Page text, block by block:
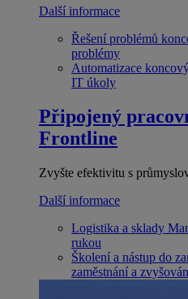
Další informace
Řešení problémů
problémy
Automatizace
IT úkoly
Připojený
Frontline
Zvyšte efektivitu s
Další informace
Logistika a sklady
rukou
Školení a nástup do
zaměstnání a